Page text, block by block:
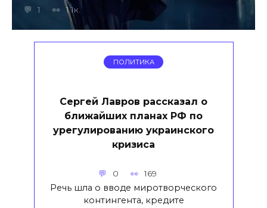
1 1.1к.
ПОЛИТИКА
Сергей Лавров рассказал о
ближайших планах РФ по
урегулированию украинского
кризиса
0 169
Речь шла о вводе миротворческого
контингента, кредите